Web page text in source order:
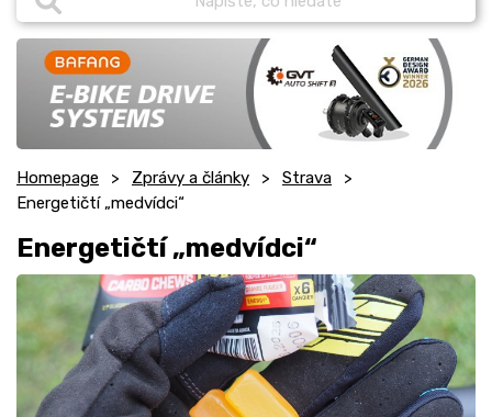
Homepage Zprávy a články
Strava
Energetičtí „medvídci“
Energetičtí „medvídci“